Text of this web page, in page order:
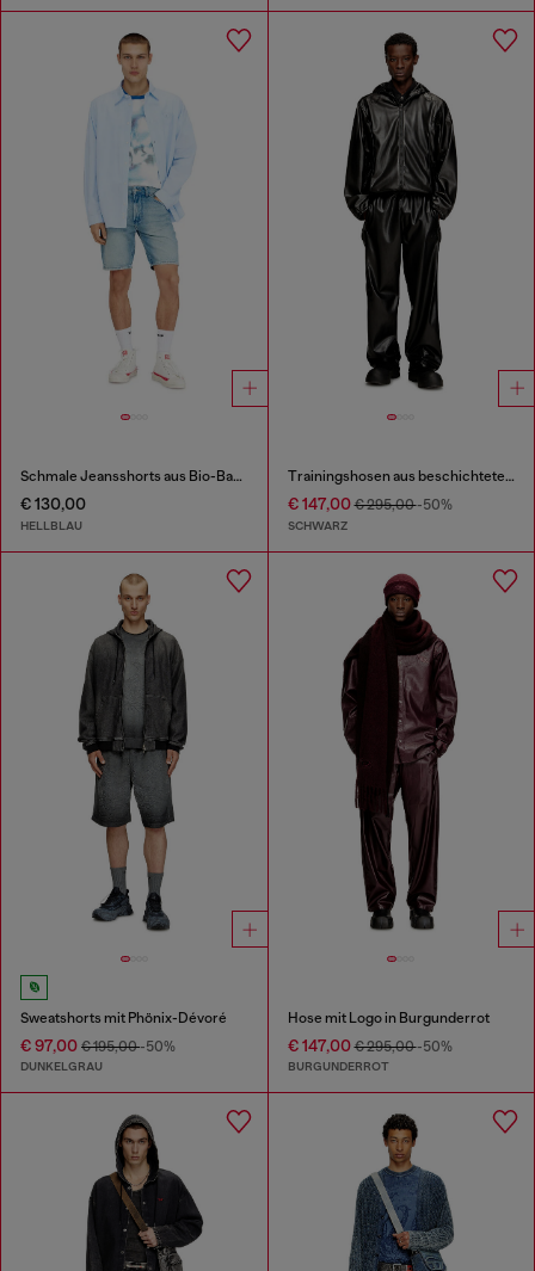
Schmale Jeansshorts aus Bio-Baumwolle
€ 130,00
HELLBLAU
Trainingshosen aus beschichtetem Stoff
€ 147,00€ 295,00-50%
SCHWARZ
Sweatshorts mit Phönix-Dévoré
€ 97,00 € 195,00-50%
DUNKELGRAU
Hose mit Logo in Burgunderrot
€ 147,00€ 295,00-50%
BURGUNDERROT